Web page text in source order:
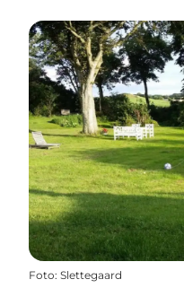
Foto: Slettegaard